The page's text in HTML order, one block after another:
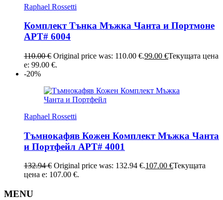
Raphael Rossetti
Комплект Тънка Мъжка Чанта и Портмоне
АРТ# 6004
110.00€ Original price was: 110.00 €.99.00 €Текущата цена
е: 99.00 €.
-20%
Raphael Rossetti
Тъмнокафяв Кожен Комплект Мъжка Чанта
и Портфейл АРТ# 4001
132.94€ Original price was: 132.94 €.107.00 €Текущата
цена е: 107.00 €.
MENU